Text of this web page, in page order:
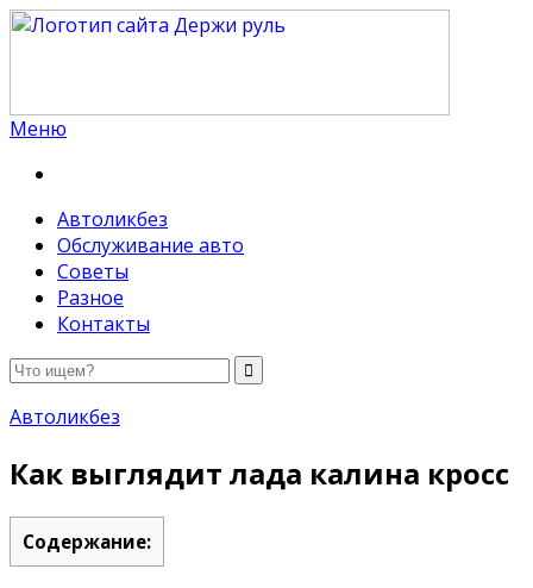
Меню
Автоликбез
Обслуживание авто
Советы
Разное
Контакты
Автоликбез
Как выглядит лада калина кросс
Содержание: